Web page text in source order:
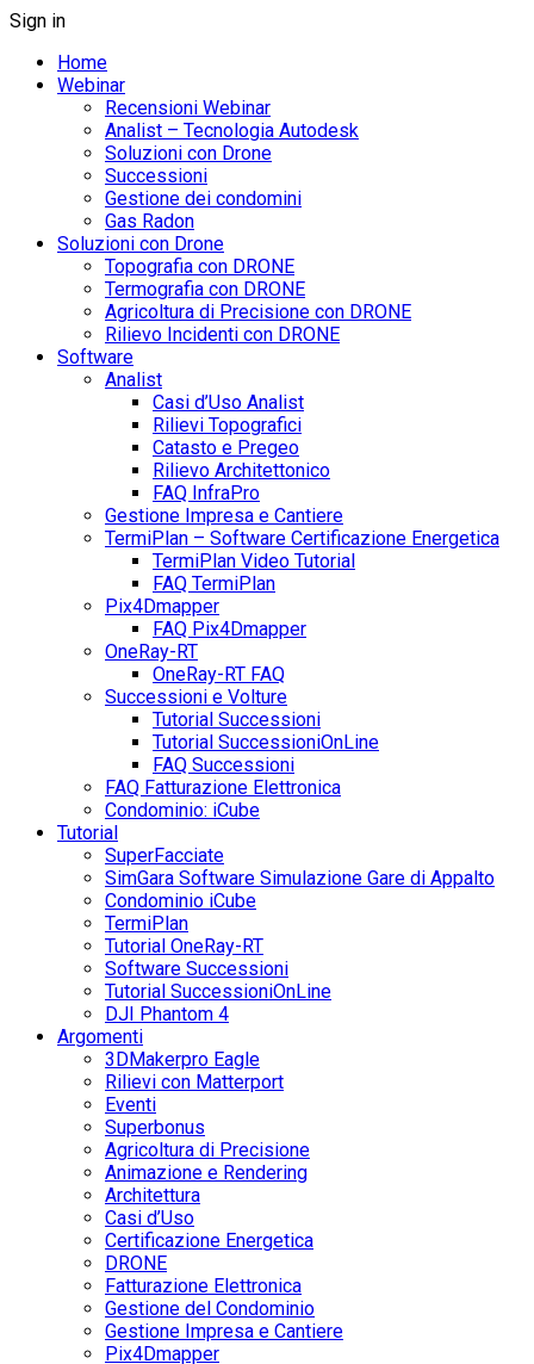
Sign in
Home
Webinar
Recensioni Webinar
Analist – Tecnologia Autodesk
Soluzioni con Drone
Successioni
Gestione dei condomini
Gas Radon
Soluzioni con Drone
Topografia con DRONE
Termografia con DRONE
Agricoltura di Precisione con DRONE
Rilievo Incidenti con DRONE
Software
Analist
Casi d’Uso Analist
Rilievi Topografici
Catasto e Pregeo
Rilievo Architettonico
FAQ InfraPro
Gestione Impresa e Cantiere
TermiPlan – Software Certificazione Energetica
TermiPlan Video Tutorial
FAQ TermiPlan
Pix4Dmapper
FAQ Pix4Dmapper
OneRay-RT
OneRay-RT FAQ
Successioni e Volture
Tutorial Successioni
Tutorial SuccessioniOnLine
FAQ Successioni
FAQ Fatturazione Elettronica
Condominio: iCube
Tutorial
SuperFacciate
SimGara Software Simulazione Gare di Appalto
Condominio iCube
TermiPlan
Tutorial OneRay-RT
Software Successioni
Tutorial SuccessioniOnLine
DJI Phantom 4
Argomenti
3DMakerpro Eagle
Rilievi con Matterport
Eventi
Superbonus
Agricoltura di Precisione
Animazione e Rendering
Architettura
Casi d’Uso
Certificazione Energetica
DRONE
Fatturazione Elettronica
Gestione del Condominio
Gestione Impresa e Cantiere
Pix4Dmapper